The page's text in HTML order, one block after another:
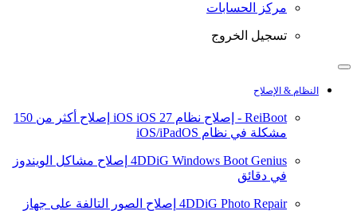
مركز الحسابات
تسجيل الخروج
النظام & الإصلاح
ReiBoot - إصلاح نظام iOS iOS 27
إصلاح أكثر من 150
مشكلة في نظام iOS/iPadOS
4DDiG Windows Boot Genius إصلاح مشاكل الويندوز
في دقائق
4DDiG Photo Repair إصلاح الصور التالفة على جهاز